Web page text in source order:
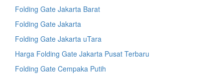
Folding Gate Jakarta Barat
Folding Gate Jakarta
Folding Gate Jakarta uTara
Harga Folding Gate Jakarta Pusat Terbaru
Folding Gate Cempaka Putih